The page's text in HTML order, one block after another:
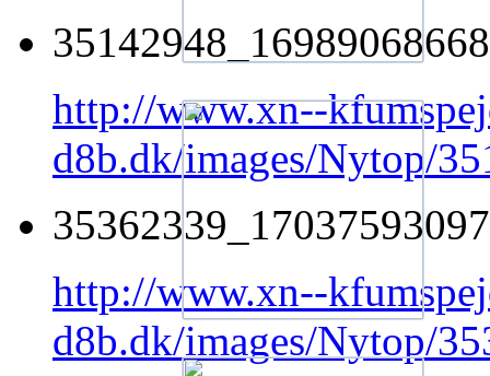
http://www.xn--
d8b.dk/images/Nytop/
http://www.xn--
d8b.dk/images/Nytop/